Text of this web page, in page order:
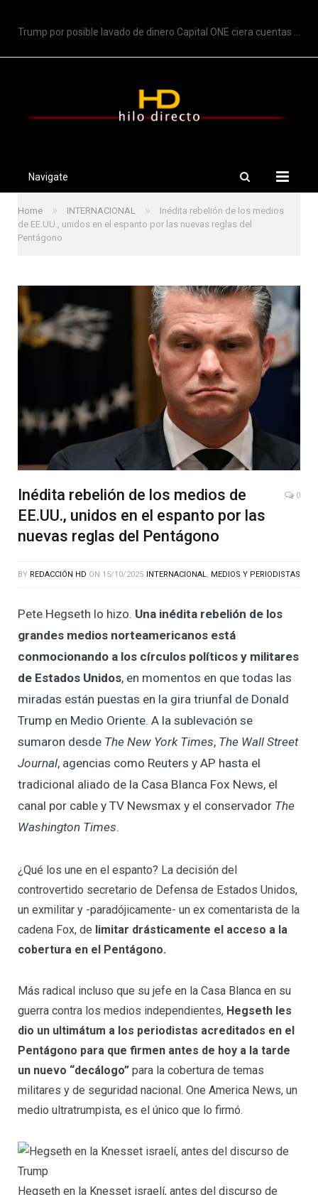
Trump por posible lavado de dinero Capital ONE ciera cuentas de Trump
Navigate
Home » INTERNACIONAL »
Inédita rebelión de los medios
de EE.UU., unidos en el espanto por las nuevas reglas del
Pentágono
Inédita rebelión de los medios de
EE.UU., unidos en el espanto por las
nuevas reglas del Pentágono
0
BY REDACCIÓN HD ON 15/10/2025 INTERNACIONAL, MEDIOS Y PERIODISTAS
Pete Hegseth lo hizo. Una inédita rebelión de los
grandes medios norteamericanos está
conmocionando a los círculos políticos y militares
de Estados Unidos, en momentos en que todas las
miradas están puestas en la gira triunfal de Donald
Trump en Medio Oriente. A la sublevación se
sumaron desde The New York Times, The Wall Street
Journal, agencias como Reuters y AP hasta el
tradicional aliado de la Casa Blanca Fox News, el
canal por cable y TV Newsmax y el conservador The
Washington Times.
¿Qué los une en el espanto? La decisión del
controvertido secretario de Defensa de Estados Unidos,
un exmilitar y -paradójicamente- un ex comentarista de la
cadena Fox, de limitar drásticamente el acceso a la
cobertura en el Pentágono.
Más radical incluso que su jefe en la Casa Blanca en su
guerra contra los medios independientes, Hegseth les
dio un ultimátum a los periodistas acreditados en el
Pentágono para que firmen antes de hoy a la tarde
un nuevo “decálogo” para la cobertura de temas
militares y de seguridad nacional. One America News, un
medio ultratrumpista, es el único que lo firmó.
Hegseth en la Knesset israelí, antes del discurso de